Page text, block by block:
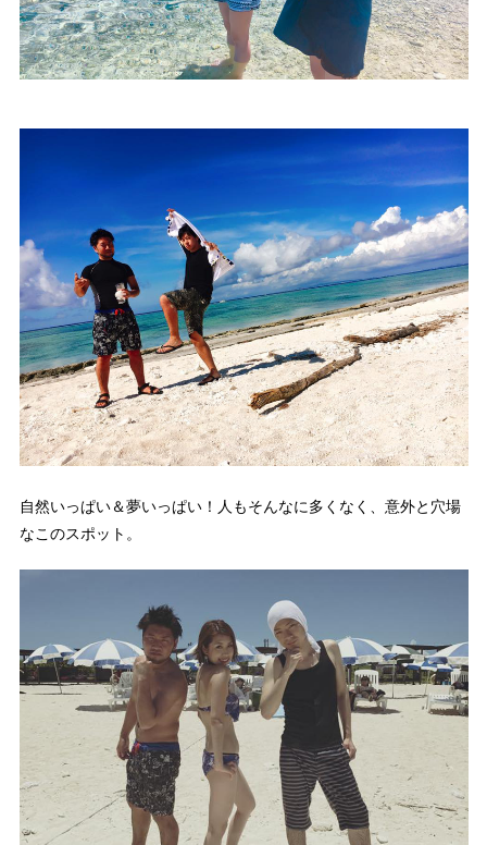
自然いっぱい＆夢いっぱい！人もそんなに多くなく、意外と穴場
なこのスポット。